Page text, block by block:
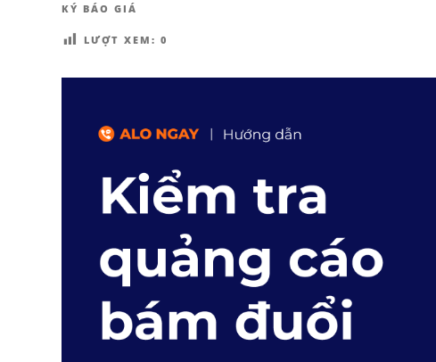
TRONG
KÝ BÁO GIÁ
LƯỢT XEM: 0